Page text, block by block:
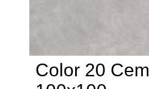
Color 20 Cem